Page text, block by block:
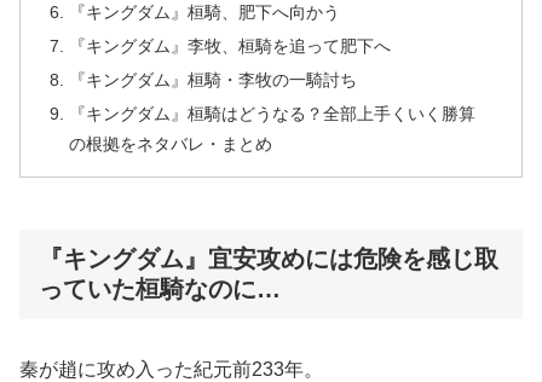
『キングダム』桓騎、肥下へ向かう
『キングダム』李牧、桓騎を追って肥下へ
『キングダム』桓騎・李牧の一騎討ち
『キングダム』桓騎はどうなる？全部上手くいく勝算
の根拠をネタバレ・まとめ
『キングダム』宜安攻めには危険を感じ取
っていた桓騎なのに…
秦が趙に攻め入った紀元前233年。